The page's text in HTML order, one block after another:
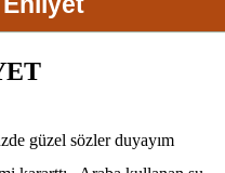
güzel sözler duyayım